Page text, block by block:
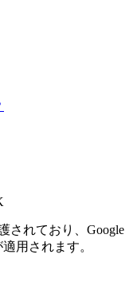
されており、Google
適用されます。